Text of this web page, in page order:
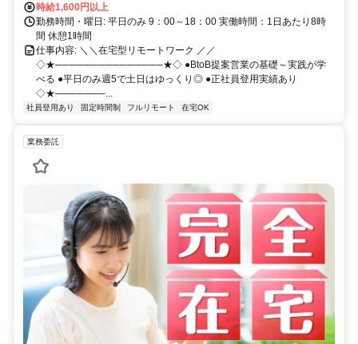
時給1,600円以上
勤務時間・曜日: 平日のみ 9：00～18：00 実働時間：1日あたり8時
間 休憩1時間
仕事内容: ＼＼在宅型リモートワーク ／／
◇★───────────────★◇ ●BtoB提案営業の基礎～実践が学
べる ●平日のみ週5で土日はゆっくり◎ ●正社員登用実績あり
◇★───────...
社員登用あり 固定時間制 フルリモート 在宅OK
業務委託